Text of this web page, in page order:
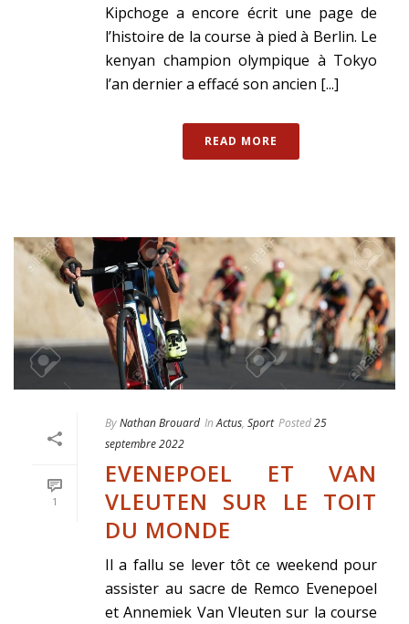
Kipchoge a encore écrit une page de
l’histoire de la course à pied à Berlin. Le
kenyan champion olympique à Tokyo
l’an dernier a effacé son ancien [...]
READ MORE
1
ByNathan Brouard In Actus, Sport Posted25
septembre 2022
EVENEPOEL ET VAN
VLEUTEN SUR LE TOIT
DU MONDE
Il a fallu se lever tôt ce weekend pour
assister au sacre de Remco Evenepoel
et Annemiek Van Vleuten sur la course